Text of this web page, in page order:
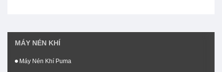
MÁY NÉN KHÍ
Máy Nén Khí Puma